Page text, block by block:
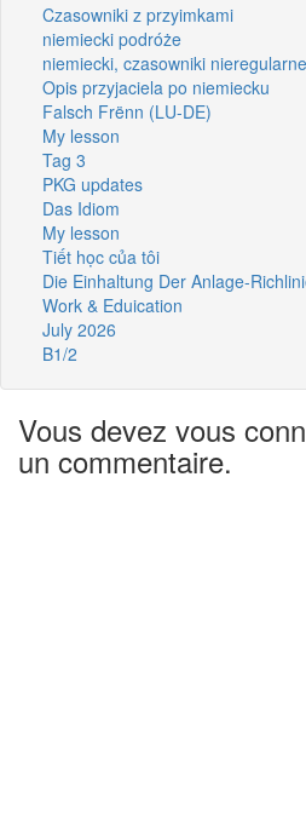
Czasowniki z przyimkami
niemiecki podróże
niemiecki, czasowniki nieregularne
Opis przyjaciela po niemiecku
Falsch Frënn (LU-DE)
My lesson
Tag 3
PKG updates
Das Idiom
My lesson
Tiết học của tôi
Die Einhaltung Der Anlage-
Work & Eduication
July 2026
B1/2
Vous devez vous
un commentaire.